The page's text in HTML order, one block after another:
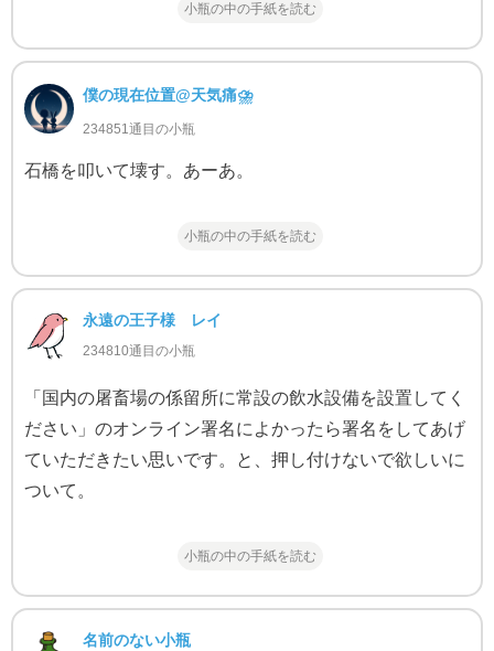
小瓶の中の手紙を読む
僕の現在位置@天気痛⛈
234851通目の小瓶
石橋を叩いて壊す。あーあ。
小瓶の中の手紙を読む
永遠の王子様 レイ
234810通目の小瓶
「国内の屠畜場の係留所に常設の飲水設備を設置してく
ださい」のオンライン署名によかったら署名をしてあげ
ていただきたい思いです。と、押し付けないで欲しいに
ついて。
小瓶の中の手紙を読む
名前のない小瓶